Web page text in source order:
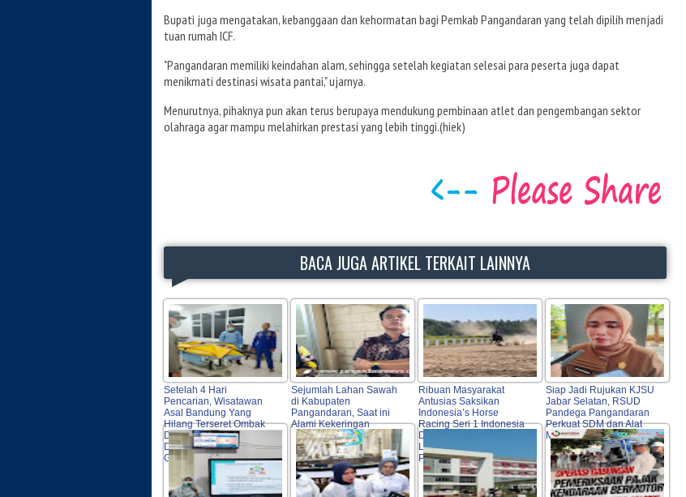
Bupati juga mengatakan, kebanggaan dan kehormatan bagi Pemkab Pangandaran yang telah dipilih menjadi
tuan rumah ICF.
"Pangandaran memiliki keindahan alam, sehingga setelah kegiatan selesai para peserta juga dapat
menikmati destinasi wisata pantai," ujarnya.
Menurutnya, pihaknya pun akan terus berupaya mendukung pembinaan atlet dan pengembangan sektor
olahraga agar mampu melahirkan prestasi yang lebih tinggi.(hiek)
BACA JUGA ARTIKEL TERKAIT LAINNYA
Setelah 4 Hari
Pencarian, Wisatawan
Asal Bandung Yang
Hilang Terseret Ombak
Di Pantai Pangandaran
Ditemukan Petugas
Gabungan
Sejumlah Lahan Sawah
di Kabupaten
Pangandaran, Saat ini
Alami Kekeringan
Ribuan Masyarakat
Antusias Saksikan
Indonesia’s Horse
Racing Seri 1 Indonesia
Derby 2026, Di
Legokjawa
Pangandaran
Siap Jadi Rujukan KJSU
Jabar Selatan, RSUD
Pandega Pangandaran
Perkuat SDM dan Alat
Medis